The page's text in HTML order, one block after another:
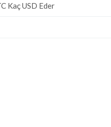
Kaç USD Eder